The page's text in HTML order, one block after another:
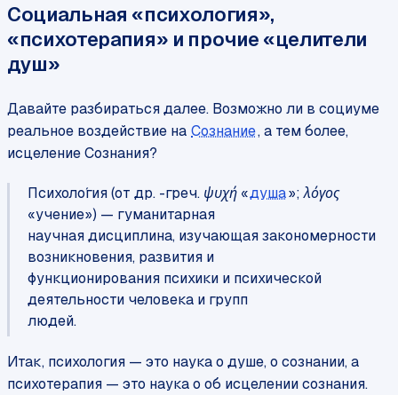
Социальная «психология»,
«психотерапия» и прочие «целители
душ»
Давайте разбираться далее. Возможно ли в социуме
реальное воздействие на Сознание, а тем более,
исцеление Сознания?
Психоло́гия (от др. -греч. ψυχή «душа»; λόγος
«учение») — гуманитарная
научная дисциплина, изучающая закономерности
возникновения, развития и
функционирования психики и психической
деятельности человека и групп
людей.
Итак, психология — это наука о душе, о сознании, а
психотерапия — это наука о об исцелении сознания.